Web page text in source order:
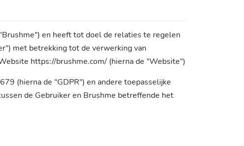
en heeft tot doel de relaties te regelen
met betrekking tot de verwerking van
https://brushme.com/ (hierna de "Website")
(hierna de "GDPR") en andere toepasselijke
de Gebruiker en Brushme betreffende het